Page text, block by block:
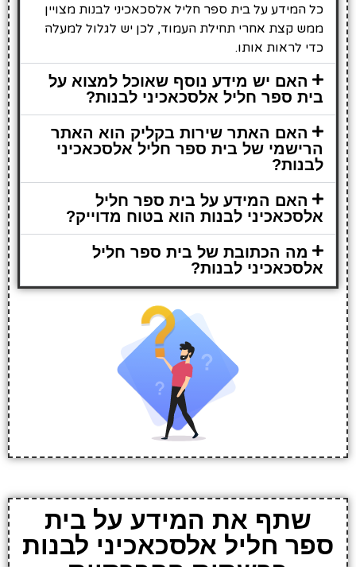
כל המידע על בית ספר חליל אלסכאכיני לבנות מצויין
ממש קצת אחרי תחילת העמוד, לכן יש לגלול למעלה
כדי לראות אותו.
האם יש מידע נוסף שאוכל למצוא על
בית ספר חליל אלסכאכיני לבנות?
האם האתר שירות בקליק הוא האתר
הרישמי של בית ספר חליל אלסכאכיני
לבנות?
האם המידע על בית ספר חליל
אלסכאכיני לבנות הוא בטוח מדוייק?
מה הכתובת של בית ספר חליל
אלסכאכיני לבנות?
שתף את המידע על בית
ספר חליל אלסכאכיני לבנות